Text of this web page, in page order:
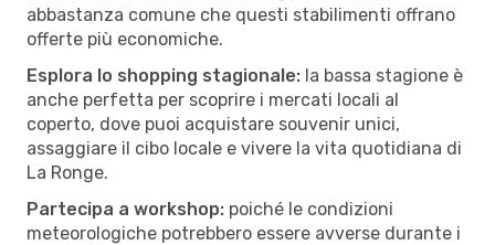
abbastanza comune che questi stabilimenti offrano
offerte più economiche.
Esplora lo shopping stagionale: la bassa stagione è
anche perfetta per scoprire i mercati locali al
coperto, dove puoi acquistare souvenir unici,
assaggiare il cibo locale e vivere la vita quotidiana di
La Ronge.
Partecipa a workshop: poiché le condizioni
meteorologiche potrebbero essere avverse durante i